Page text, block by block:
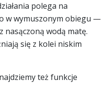
polega na
w wymuszonym obiegu —
nasączoną wodą matę.
się z kolei niskim
też funkcje